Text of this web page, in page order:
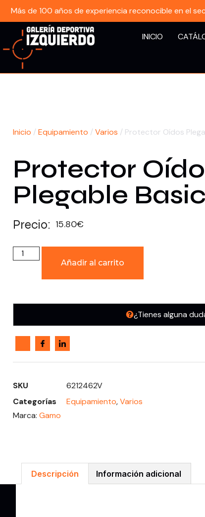
Más de 100 años de experiencia reconocible en el
INICIO
Inicio / Equipamiento / Varios / Protector Oídos
Protector
Plegable
Precio: 15.80€
Añadir al carrito
¿Tienes alguna
SKU
6212462V
Categorías
Equipamiento,Varios
Marca: Gamo
Descripción Información adicional